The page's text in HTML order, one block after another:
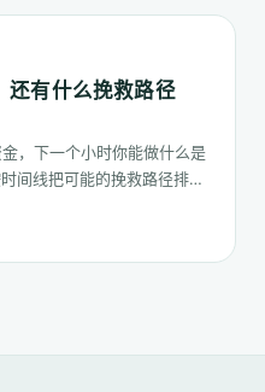
还有什么挽救路径
，下一个小时你能做什么是
间线把可能的挽救路径排一